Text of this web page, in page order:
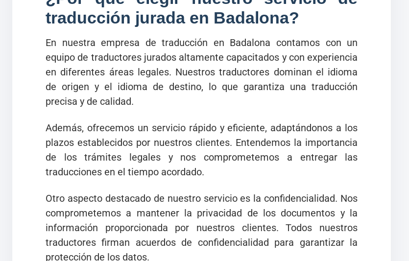
traducción jurada en Badalona?
En nuestra empresa de traducción en Badalona contamos con un
equipo de traductores jurados altamente capacitados y con experiencia
en diferentes áreas legales. Nuestros traductores dominan el idioma
de origen y el idioma de destino, lo que garantiza una traducción
precisa y de calidad.
Además, ofrecemos un servicio rápido y eficiente, adaptándonos a los
plazos establecidos por nuestros clientes. Entendemos la importancia
de los trámites legales y nos comprometemos a entregar las
traducciones en el tiempo acordado.
Otro aspecto destacado de nuestro servicio es la confidencialidad. Nos
comprometemos a mantener la privacidad de los documentos y la
información proporcionada por nuestros clientes. Todos nuestros
traductores firman acuerdos de confidencialidad para garantizar la
protección de los datos.